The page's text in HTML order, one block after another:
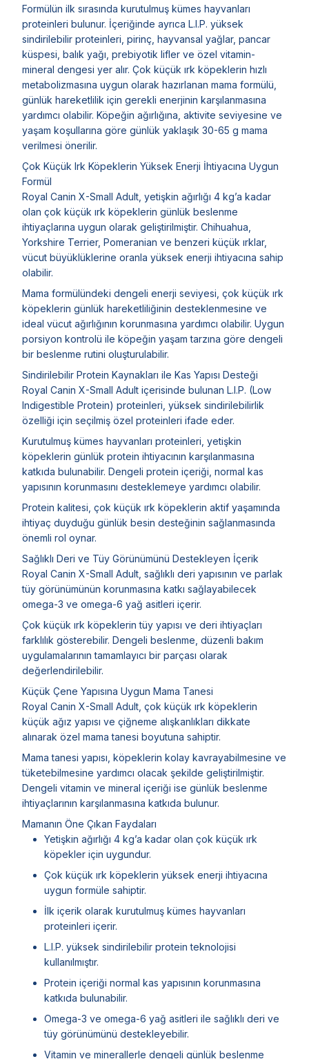
Formülün ilk sırasında kurutulmuş kümes hayvanları
proteinleri bulunur. İçeriğinde ayrıca L.I.P. yüksek
sindirilebilir proteinleri, pirinç, hayvansal yağlar, pancar
küspesi, balık yağı, prebiyotik lifler ve özel vitamin-
mineral dengesi yer alır. Çok küçük ırk köpeklerin hızlı
metabolizmasına uygun olarak hazırlanan mama formülü,
günlük hareketlilik için gerekli enerjinin karşılanmasına
yardımcı olabilir. Köpeğin ağırlığına, aktivite seviyesine ve
yaşam koşullarına göre günlük yaklaşık 30-65 g mama
verilmesi önerilir.
Çok Küçük Irk Köpeklerin Yüksek Enerji İhtiyacına Uygun
Formül
Royal Canin X-Small Adult, yetişkin ağırlığı 4 kg’a kadar
olan çok küçük ırk köpeklerin günlük beslenme
ihtiyaçlarına uygun olarak geliştirilmiştir. Chihuahua,
Yorkshire Terrier, Pomeranian ve benzeri küçük ırklar,
vücut büyüklüklerine oranla yüksek enerji ihtiyacına sahip
olabilir.
Mama formülündeki dengeli enerji seviyesi, çok küçük ırk
köpeklerin günlük hareketliliğinin desteklenmesine ve
ideal vücut ağırlığının korunmasına yardımcı olabilir. Uygun
porsiyon kontrolü ile köpeğin yaşam tarzına göre dengeli
bir beslenme rutini oluşturulabilir.
Sindirilebilir Protein Kaynakları ile Kas Yapısı Desteği
Royal Canin X-Small Adult içerisinde bulunan L.I.P. (Low
Indigestible Protein) proteinleri, yüksek sindirilebilirlik
özelliği için seçilmiş özel proteinleri ifade eder.
Kurutulmuş kümes hayvanları proteinleri, yetişkin
köpeklerin günlük protein ihtiyacının karşılanmasına
katkıda bulunabilir. Dengeli protein içeriği, normal kas
yapısının korunmasını desteklemeye yardımcı olabilir.
Protein kalitesi, çok küçük ırk köpeklerin aktif yaşamında
ihtiyaç duyduğu günlük besin desteğinin sağlanmasında
önemli rol oynar.
Sağlıklı Deri ve Tüy Görünümünü Destekleyen İçerik
Royal Canin X-Small Adult, sağlıklı deri yapısının ve parlak
tüy görünümünün korunmasına katkı sağlayabilecek
omega-3 ve omega-6 yağ asitleri içerir.
Çok küçük ırk köpeklerin tüy yapısı ve deri ihtiyaçları
farklılık gösterebilir. Dengeli beslenme, düzenli bakım
uygulamalarının tamamlayıcı bir parçası olarak
değerlendirilebilir.
Küçük Çene Yapısına Uygun Mama Tanesi
Royal Canin X-Small Adult, çok küçük ırk köpeklerin
küçük ağız yapısı ve çiğneme alışkanlıkları dikkate
alınarak özel mama tanesi boyutuna sahiptir.
Mama tanesi yapısı, köpeklerin kolay kavrayabilmesine ve
tüketebilmesine yardımcı olacak şekilde geliştirilmiştir.
Dengeli vitamin ve mineral içeriği ise günlük beslenme
ihtiyaçlarının karşılanmasına katkıda bulunur.
Mamanın Öne Çıkan Faydaları
Yetişkin ağırlığı 4 kg’a kadar olan çok küçük ırk
köpekler için uygundur.
Çok küçük ırk köpeklerin yüksek enerji ihtiyacına
uygun formüle sahiptir.
İlk içerik olarak kurutulmuş kümes hayvanları
proteinleri içerir.
L.I.P. yüksek sindirilebilir protein teknolojisi
kullanılmıştır.
Protein içeriği normal kas yapısının korunmasına
katkıda bulunabilir.
Omega-3 ve omega-6 yağ asitleri ile sağlıklı deri ve
tüy görünümünü destekleyebilir.
Vitamin ve minerallerle dengeli günlük beslenme